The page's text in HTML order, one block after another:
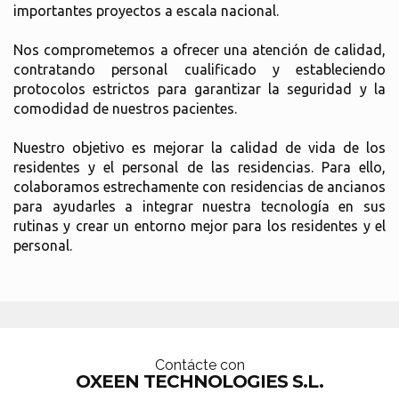
importantes proyectos a escala nacional.
Nos comprometemos a ofrecer una atención de calidad,
contratando personal cualificado y estableciendo
protocolos estrictos para garantizar la seguridad y la
comodidad de nuestros pacientes.
Nuestro objetivo es mejorar la calidad de vida de los
residentes y el personal de las residencias. Para ello,
colaboramos estrechamente con residencias de ancianos
para ayudarles a integrar nuestra tecnología en sus
rutinas y crear un entorno mejor para los residentes y el
personal.
Contácte con
OXEEN TECHNOLOGIES S.L.